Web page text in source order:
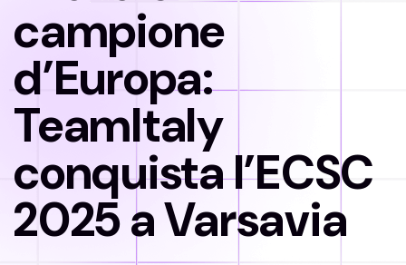
campione
d’Europa:
TeamItaly
conquista l’ECSC
2025 a Varsavia